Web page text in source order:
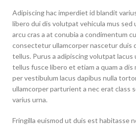
Adipiscing hac imperdiet id blandit
libero dui dis volutpat vehicula mus sed
arcu cras a at conubia a condimentum
consectetur ullamcorper nascetur duis
tellus. Purus a adipiscing volutpat lacus
tellus fusce libero et etiam a quam a dis
per vestibulum lacus dapibus nulla
ullamcorper parturient a nec erat class
varius urna.
Fringilla euismod ut duis est habitasse